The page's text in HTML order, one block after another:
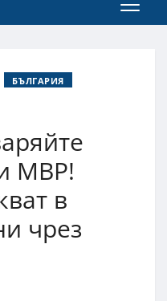
БЪЛГАРИЯ
МВР!
в
чрез